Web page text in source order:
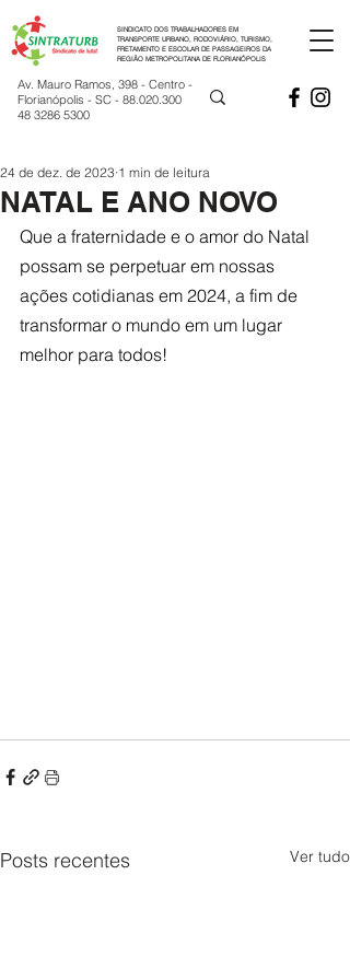
SINDICATO DOS TRABALHADORES EM
TRANSPORTE URBANO, RODOVIÁRIO, TURISMO,
FRETAMENTO E ESCOLAR DE PASSAGEIROS DA
REGIÃO METROPOLITANA DE FLORIANÓPOLIS
Av. Mauro Ramos, 398 - Centro -
Florianópolis - SC - 88.020.300
48 3286 5300
NATAL E ANO NOVO
24 de dez. de 2023 1 min de leitura
Que a fraternidade e o amor do Natal
possam se perpetuar em nossas
ações cotidianas em 2024, a fim de
transformar o mundo em um lugar
melhor para todos!
Posts recentes Ver tudo